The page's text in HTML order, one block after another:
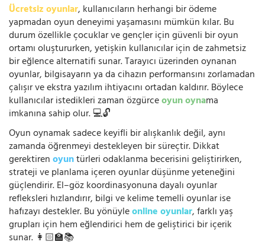
Ücretsiz oyunlar, kullanıcıların herhangi bir ödeme
yapmadan oyun deneyimi yaşamasını mümkün kılar. Bu
durum özellikle çocuklar ve gençler için güvenli bir oyun
ortamı oluştururken, yetişkin kullanıcılar için de zahmetsiz
bir eğlence alternatifi sunar. Tarayıcı üzerinden oynanan
oyunlar, bilgisayarın ya da cihazın performansını zorlamadan
çalışır ve ekstra yazılım ihtiyacını ortadan kaldırır. Böylece
kullanıcılar istedikleri zaman özgürceoyun oynama
imkanına sahip olur. 💻🔓
Oyun oynamak sadece keyifli bir alışkanlık değil, aynı
zamanda öğrenmeyi destekleyen bir süreçtir. Dikkat
gerektirenoyuntürleri odaklanma becerisini geliştirirken,
strateji ve planlama içeren oyunlar düşünme yeteneğini
güçlendirir. El–göz koordinasyonuna dayalı oyunlar
refleksleri hızlandırır, bilgi ve kelime temelli oyunlar ise
hafızayı destekler. Bu yönüyleonline oyunlar, farklı yaş
grupları için hem eğlendirici hem de geliştirici bir içerik
sunar. 👩🏻‍🏫📚